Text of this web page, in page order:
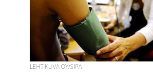
LEHTIKUVA OY/SIPA